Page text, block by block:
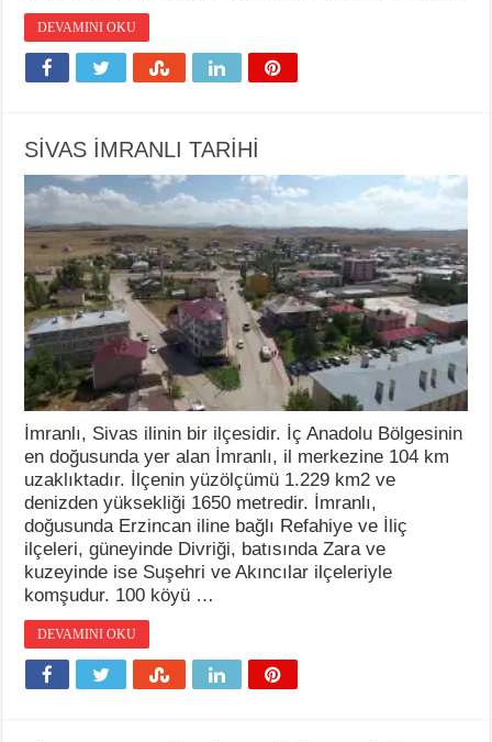
DEVAMINI OKU
SİVAS İMRANLI TARİHİ
İmranlı, Sivas ilinin bir ilçesidir. İç Anadolu Bölgesinin
en doğusunda yer alan İmranlı, il merkezine 104 km
uzaklıktadır. İlçenin yüzölçümü 1.229 km2 ve
denizden yüksekliği 1650 metredir. İmranlı,
doğusunda Erzincan iline bağlı Refahiye ve İliç
ilçeleri, güneyinde Divriği, batısında Zara ve
kuzeyinde ise Suşehri ve Akıncılar ilçeleriyle
komşudur. 100 köyü …
DEVAMINI OKU